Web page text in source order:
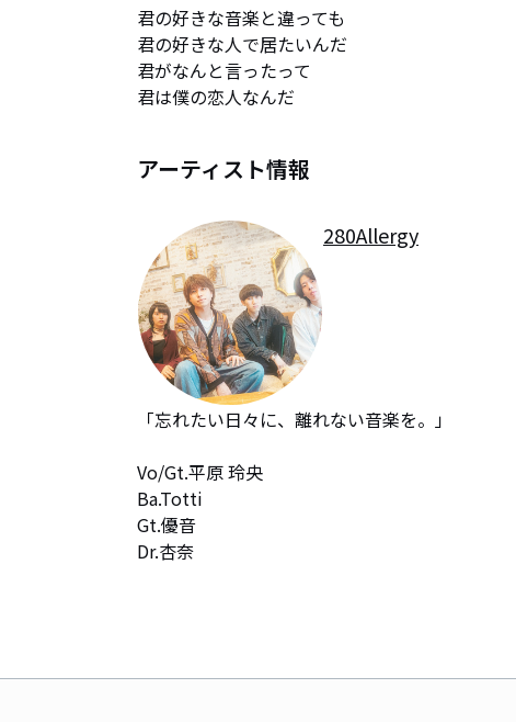
君の好きな音楽と違っても
君の好きな人で居たいんだ
君がなんと言ったって
君は僕の恋人なんだ
アーティスト情報
280Allergy
「忘れたい日々に、離れない音楽を。」
Vo/Gt.平原 玲央
Ba.Totti
Gt.優音
Dr.杏奈